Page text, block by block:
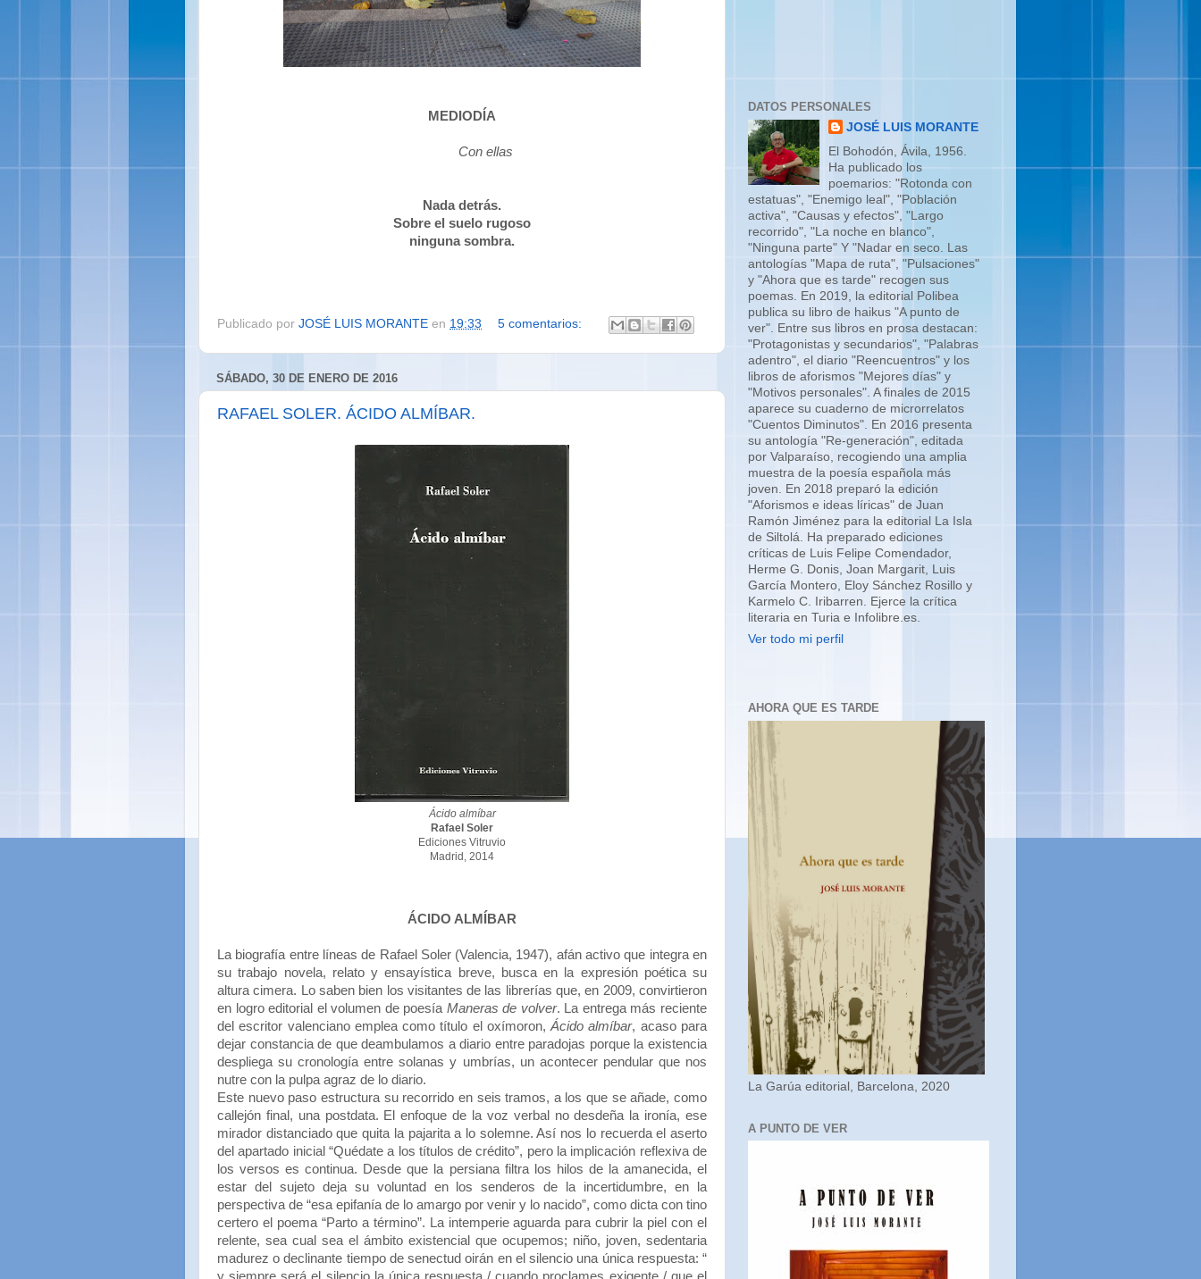
MEDIODÍA
Con ellas
Nada detrás.
Sobre el suelo rugoso
ninguna sombra.
Publicado por JOSÉ LUIS MORANTE en 19:33 5 comentarios:
SÁBADO, 30 DE ENERO DE 2016
RAFAEL SOLER. ÁCIDO ALMÍBAR.
Ácido almíbar
Rafael Soler
Ediciones Vitruvio
Madrid, 2014
ÁCIDO ALMÍBAR
La biografía entre líneas de Rafael Soler (Valencia, 1947), afán activo que integra en
su trabajo novela, relato y ensayística breve, busca en la expresión poética su
altura cimera. Lo saben bien los visitantes de las librerías que, en 2009, convirtieron
en logro editorial el volumen de poesía Maneras de volver. La entrega más reciente
del escritor valenciano emplea como título el oxímoron,Ácido almíbar, acaso para
dejar constancia de que deambulamos a diario entre paradojas porque la existencia
despliega su cronología entre solanas y umbrías, un acontecer pendular que nos
nutre con la pulpa agraz de lo diario.
Este nuevo paso estructura su recorrido en seis tramos, a los que se añade, como
callejón final, una postdata. El enfoque de la voz verbal no desdeña la ironía, ese
mirador distanciado que quita la pajarita a lo solemne. Así nos lo recuerda el aserto
del apartado inicial “Quédate a los títulos de crédito”, pero la implicación reflexiva de
los versos es continua. Desde que la persiana filtra los hilos de la amanecida, el
estar del sujeto deja su voluntad en los senderos de la incertidumbre, en la
perspectiva de “esa epifanía de lo amargo por venir y lo nacido”, como dicta con tino
certero el poema “Parto a término”. La intemperie aguarda para cubrir la piel con el
relente, sea cual sea el ámbito existencial que ocupemos; niño, joven, sedentaria
madurez o declinante tiempo de senectud oirán en el silencio una única respuesta: “
y siempre será el silencio la única respuesta / cuando proclames exigente / que el
DATOS PERSONALES
JOSÉ LUIS MORANTE
El Bohodón, Ávila, 1956.
Ha publicado los
poemarios: "Rotonda con
estatuas", "Enemigo leal", "Población
activa", "Causas y efectos", "Largo
recorrido", "La noche en blanco",
"Ninguna parte" Y "Nadar en seco. Las
antologías "Mapa de ruta", "Pulsaciones"
y "Ahora que es tarde" recogen sus
poemas. En 2019, la editorial Polibea
publica su libro de haikus "A punto de
ver". Entre sus libros en prosa destacan:
"Protagonistas y secundarios", "Palabras
adentro", el diario "Reencuentros" y los
libros de aforismos "Mejores días" y
"Motivos personales". A finales de 2015
aparece su cuaderno de microrrelatos
"Cuentos Diminutos". En 2016 presenta
su antología "Re-generación", editada
por Valparaíso, recogiendo una amplia
muestra de la poesía española más
joven. En 2018 preparó la edición
"Aforismos e ideas líricas" de Juan
Ramón Jiménez para la editorial La Isla
de Siltolá. Ha preparado ediciones
críticas de Luis Felipe Comendador,
Herme G. Donis, Joan Margarit, Luis
García Montero, Eloy Sánchez Rosillo y
Karmelo C. Iribarren. Ejerce la crítica
literaria en Turia e Infolibre.es.
Ver todo mi perfil
AHORA QUE ES TARDE
La Garúa editorial, Barcelona, 2020
A PUNTO DE VER